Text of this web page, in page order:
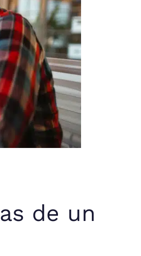
de un